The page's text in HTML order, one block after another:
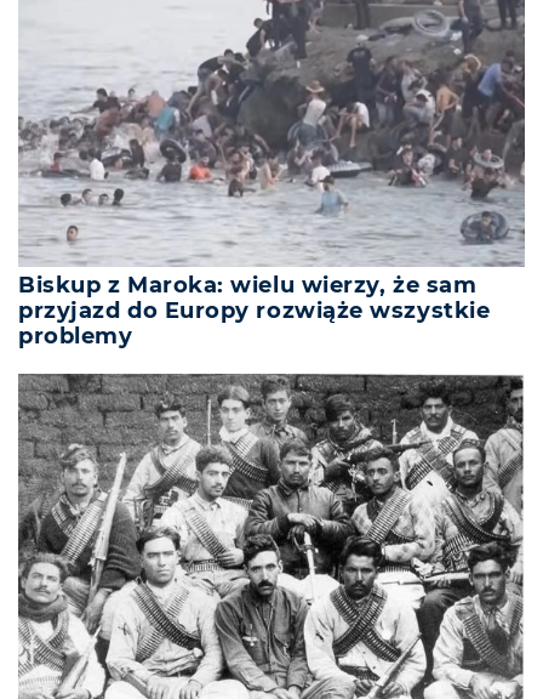
Biskup z Maroka: wielu wierzy, że sam
przyjazd do Europy rozwiąże wszystkie
problemy